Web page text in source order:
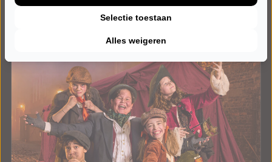
Alles weigeren
Selectie toestaan